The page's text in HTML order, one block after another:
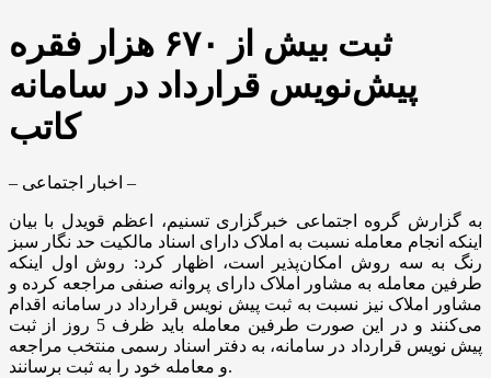
ثبت بیش از ۶۷۰ هزار فقره
پیش‌نویس قرارداد در سامانه
کاتب
– اخبار اجتماعی –
به گزارش گروه اجتماعی خبرگزاری تسنیم، اعظم قویدل با بیان
اینکه انجام معامله نسبت به املاک دارای اسناد مالکیت حد نگار سبز
رنگ به سه روش امکان‌پذیر است، اظهار کرد: روش اول اینکه
طرفین معامله به مشاور املاک دارای پروانه صنفی مراجعه کرده و
مشاور املاک نیز نسبت به ثبت پیش نویس قرارداد در سامانه اقدام
می‌کنند و در این صورت طرفین معامله باید ظرف 5 روز از ثبت
پیش نویس قرارداد در سامانه، به دفتر اسناد رسمی منتخب مراجعه
و معامله خود را به ثبت برسانند.